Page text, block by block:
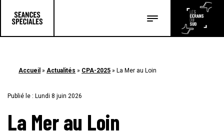
Accueil »Actualités » CPA-2025 » La Mer au Loin
Publié le : Lundi 8 juin 2026
La Mer au Loin